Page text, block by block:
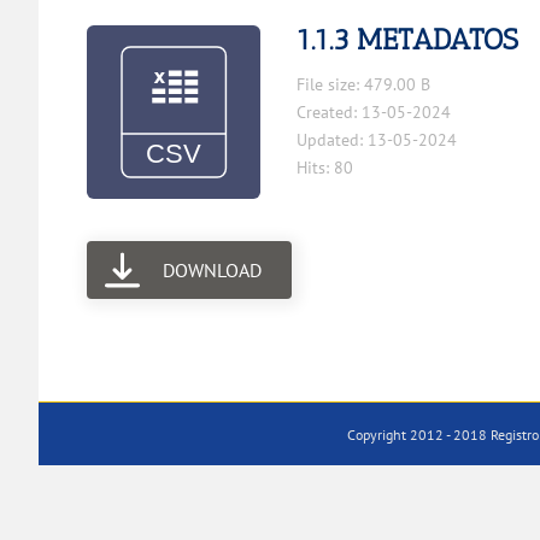
1.1.3 METADATOS
File size: 479.00 B
Created: 13-05-2024
Updated: 13-05-2024
Hits: 80
DOWNLOAD
Copyright 2012 - 2018